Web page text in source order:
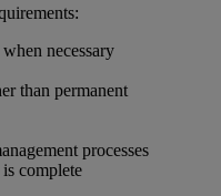
necessary
than permanent
processes
complete